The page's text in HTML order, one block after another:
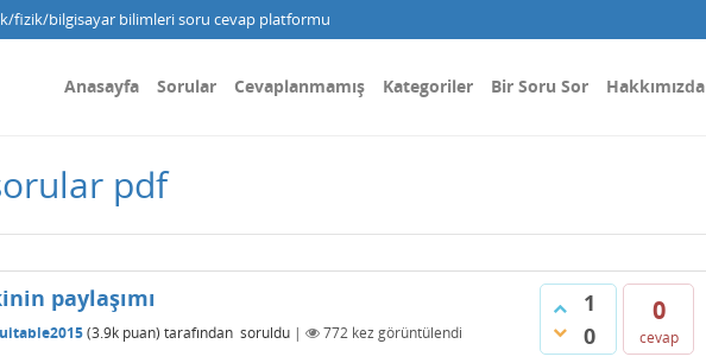
fizik/bilgisayar bilimleri soru cevap platformu
Anasayfa Sorular Cevaplanmamış Kategoriler Bir Soru Sor Hakkımızda
pdf
1
0
0
cevap
paylaşımı
(3.9k puan) tarafından soruldu | 772 kez görüntülendi